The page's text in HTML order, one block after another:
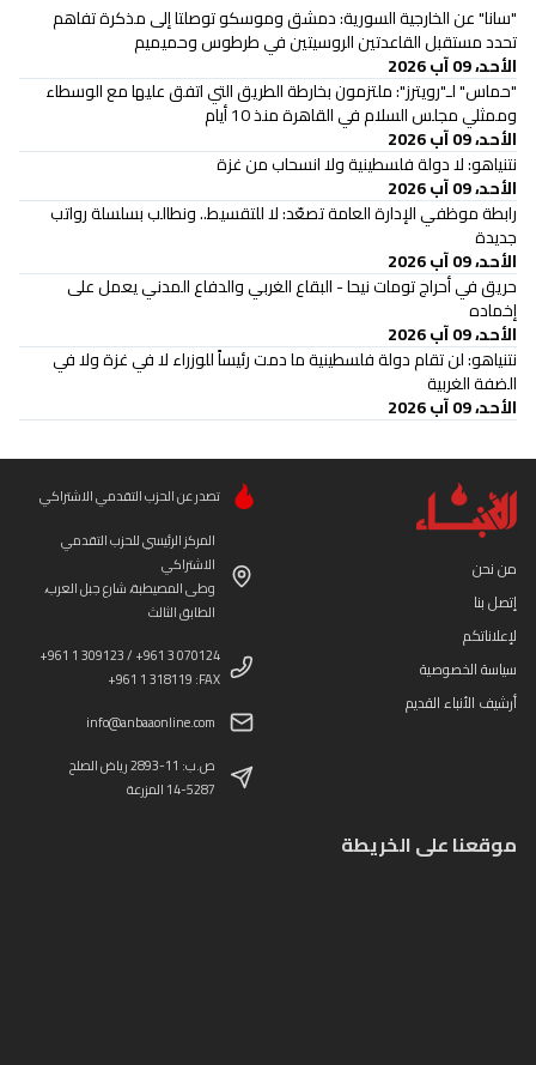
"سانا" عن الخارجية السورية: دمشق وموسكو توصلتا إلى مذكرة تفاهم
تحدد مستقبل القاعدتين الروسيتين في طرطوس وحميميم
الأحد، 09 آب 2026
"حماس" لـ"رويترز": ملتزمون بخارطة الطريق التي اتفق عليها مع الوسطاء
وممثلي مجلس السلام في القاهرة منذ 10 أيام
الأحد، 09 آب 2026
نتنياهو: لا دولة فلسطينية ولا انسحاب من غزة
الأحد، 09 آب 2026
رابطة موظفي الإدارة العامة تصعّد: لا للتقسيط.. ونطالب بسلسلة رواتب
جديدة
الأحد، 09 آب 2026
حريق في أحراج تومات نيحا - البقاع الغربي والدفاع المدني يعمل على
إخماده
الأحد، 09 آب 2026
نتنياهو: لن تقام دولة فلسطينية ما دمت رئيساً للوزراء لا في غزة ولا في
الضفة الغربية
الأحد، 09 آب 2026
من نحن
إتصل بنا
لإعلاناتكم
سياسة الخصوصية
أرشيف الأنباء القديم
تصدر عن الحزب التقدمي الاشتراكي
المركز الرئيسي للحزب التقدمي
الاشتراكي
وطى المصيطبة، شارع جبل العرب،
الطابق الثالث
+961 1 309123 / +961 3 070124
+961 1 318119 :FAX
info@anbaaonline.com
ص.ب: 11-2893 رياض الصلح
14-5287 المزرعة
موقعنا على الخريطة